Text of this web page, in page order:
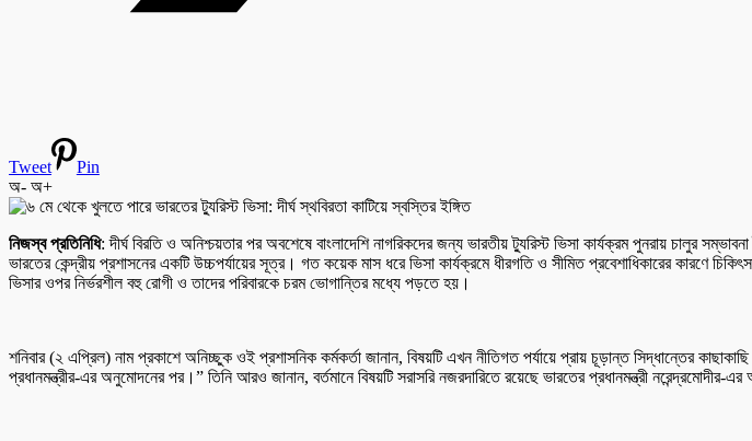
Tweet
Pin
অ- অ+
নিজস্ব প্রতিনিধি: দীর্ঘ বিরতি ও অনিশ্চয়তার পর অবশেষে বাংলাদেশি নাগরিকদের জন্য ভারতীয় ট্যুরিস্ট ভিসা কার্যক্রম পুনরায় চালুর
ভারতের কেন্দ্রীয় প্রশাসনের একটি উচ্চপর্যায়ের সূত্র। গত কয়েক মাস ধরে ভিসা কার্যক্রমে ধীরগতি ও সীমিত প্রবেশাধিকারের কারণে
ভিসার ওপর নির্ভরশীল বহু রোগী ও তাদের পরিবারকে চরম ভোগান্তির মধ্যে পড়তে হয়।
শনিবার (২ এপ্রিল) নাম প্রকাশে অনিচ্ছুক ওই প্রশাসনিক কর্মকর্তা জানান, বিষয়টি এখন নীতিগত পর্যায়ে প্রায় চূড়ান্ত সিদ্ধান্তের
প্রধানমন্ত্রীর-এর অনুমোদনের পর।” তিনি আরও জানান, বর্তমানে বিষয়টি সরাসরি নজরদারিতে রয়েছে ভারতের প্রধানমন্ত্রী নরেন্দ্রমোদীর-এর